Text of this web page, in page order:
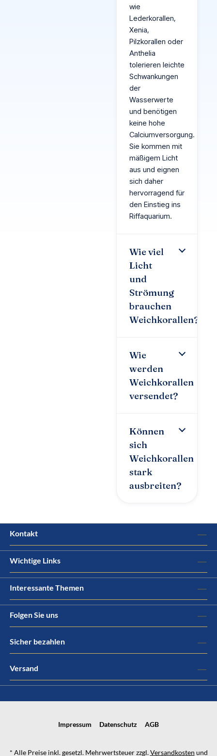
wie
Lederkorallen,
Xenia,
Pilzkorallen oder
Anthelia
tolerieren leichte
Schwankungen
der
Wasserwerte
und benötigen
keine hohe
Calciumversorgung.
Sie kommen mit
mäßigem Licht
aus und eignen
sich daher
hervorragend für
den Einstieg ins
Riffaquarium.
Wie viel
Licht
und
Strömung
brauchen
Weichkorallen?
Wie
werden
Weichkorallen
versendet?
Können
sich
Weichkorallen
stark
ausbreiten?
Kontakt
Wichtige Links
Interessante Themen
Folgen Sie uns
Sicher bezahlen
Versand
Impressum Datenschutz AGB
* Alle Preise inkl. gesetzl. Mehrwertsteuer zzgl.Versandkosten und